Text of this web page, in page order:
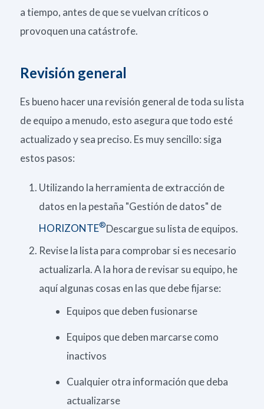
a tiempo, antes de que se vuelvan críticos o
provoquen una catástrofe.
Revisión general
Es bueno hacer una revisión general de toda su lista
de equipo a menudo, esto asegura que todo esté
actualizado y sea preciso. Es muy sencillo: siga
estos pasos:
Utilizando la herramienta de extracción de
datos en la pestaña "Gestión de datos" de
HORIZONTE®Descargue su lista de equipos.
Revise la lista para comprobar si es necesario
actualizarla.A la hora de revisar su equipo, he
aquí algunas cosas en las que debe fijarse:
Equipos que deben fusionarse
Equipos que deben marcarse como
inactivos
Cualquier otra información que deba
actualizarse